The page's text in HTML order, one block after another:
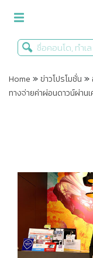
รีวิวคอนโด
Infographic
ข่าวโปรโมชั่น
Home »ข่าวโปรโมชั่น »
ทางจ่ายค่าผ่อนดาวน์ผ่าน